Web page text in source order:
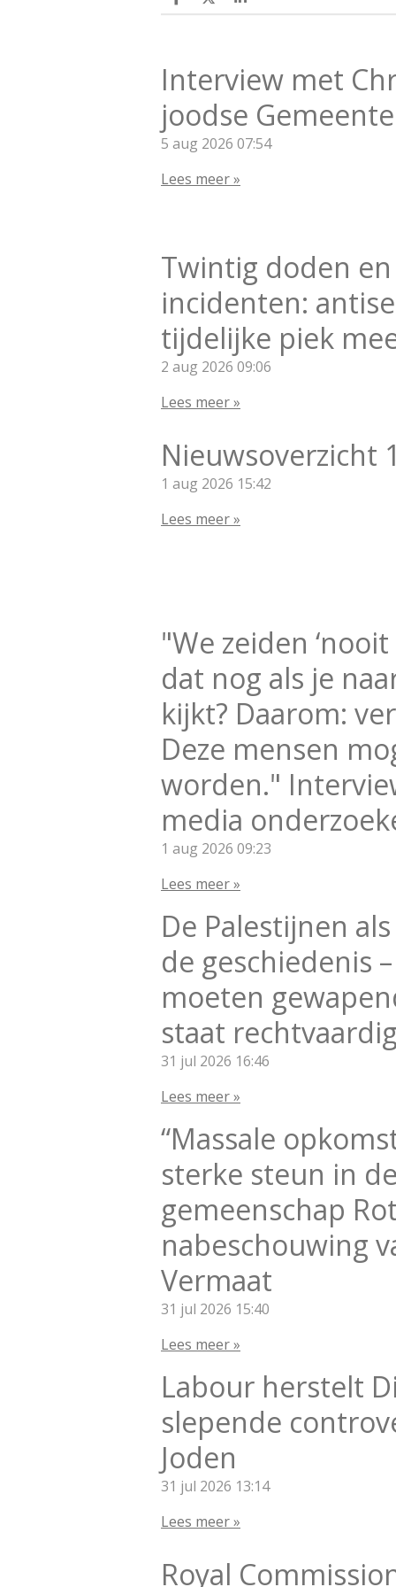
e
e
h
Interview met
joodse
5 aug 2026 07:54
Lees meer »
Twintig doden
incidenten:
tijdelijke piek
2 aug 2026 09:06
Lees meer »
Nieuwsoverzicht
1 aug 2026 15:42
Lees meer »
"We zeiden
dat nog als je
kijkt? Daarom:
Deze mensen
worden."
media
1 aug 2026 09:23
Lees meer »
De Palestijnen
de geschiedenis
moeten
staat
31 jul 2026 16:46
Lees meer »
“Massale
sterke steun in
gemeenschap
nabeschouwing
Vermaat
31 jul 2026 15:40
Lees meer »
Labour herstelt
slepende
Joden
31 jul 2026 13:14
Lees meer »
Royal